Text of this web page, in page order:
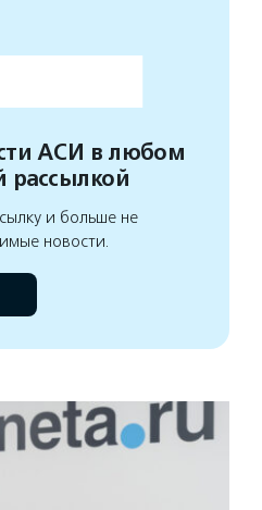
АСИ в любом
рассылкой
и больше не
новости.